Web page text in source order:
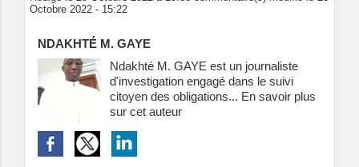
Octobre 2022 - 15:22
NDAKHTÉ M. GAYE
Ndakhté M. GAYE est un journaliste
d'investigation engagé dans le suivi
citoyen des obligations... En savoir plus
sur cet auteur